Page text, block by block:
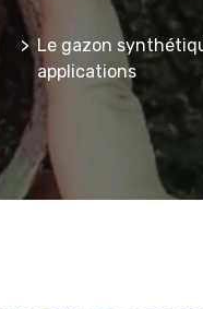
Le gazon
applications